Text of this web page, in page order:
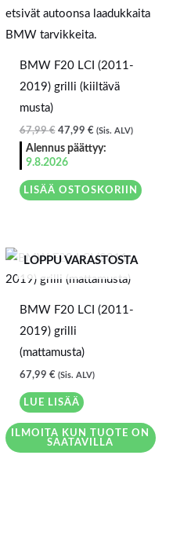
BMW F20 LCI (2011-
2019) grilli (kiiltävä
musta)
67,99€ 47,99 € (Sis. ALV)
Alennus päättyy:
9.8.2026
LISÄÄ OSTOSKORIIN
LOPPU VARASTOSTA
BMW F20 LCI (2011-
2019) grilli
(mattamusta)
67,99 € (Sis. ALV)
LUE LISÄÄ
ILMOITA KUN TUOTE ON
SAATAVILLA